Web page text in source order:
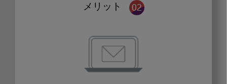
メリット